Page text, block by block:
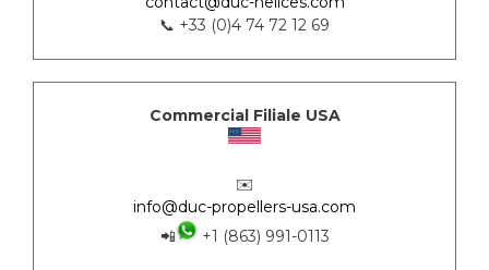
📞 +33 (0)4 74 72 12 69
Commercial Filiale USA
✉️
info@duc-propellers-usa.com
📲
+1 (863) 991-0113